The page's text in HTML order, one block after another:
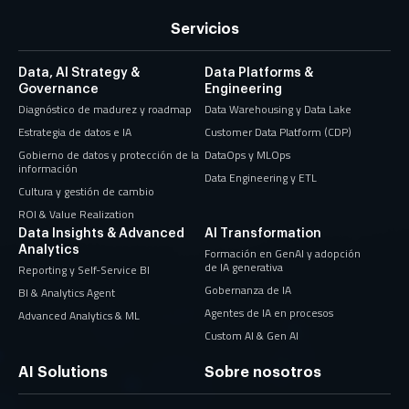
Servicios
Data, AI Strategy &
Governance
Diagnóstico de madurez y roadmap
Estrategia de datos e IA
Gobierno de datos y protección de la
información
Cultura y gestión de cambio
ROI & Value Realization
Data Platforms &
Engineering
Data Warehousing y Data Lake
Customer Data Platform (CDP)
DataOps y MLOps
Data Engineering y ETL
Data Insights & Advanced
Analytics
Reporting y Self-Service BI
BI & Analytics Agent
Advanced Analytics & ML
AI Transformation
Formación en GenAI y adopción
de IA generativa
Gobernanza de IA
Agentes de IA en procesos
Custom AI & Gen AI
AI Solutions Sobre nosotros